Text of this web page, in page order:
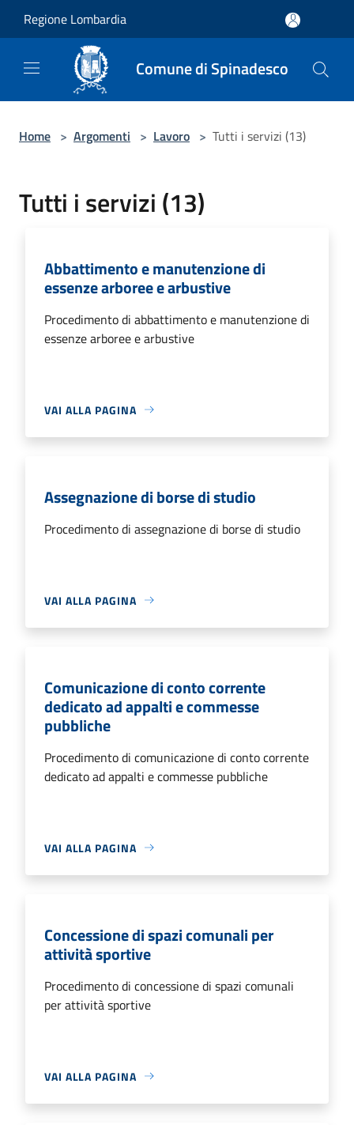
Regione Lombardia
Comune di Spinadesco
Home > Argomenti > Lavoro > Tutti i servizi (13)
Tutti i servizi (13)
Abbattimento e manutenzione di
essenze arboree e arbustive
Procedimento di abbattimento e manutenzione di
essenze arboree e arbustive
VAI ALLA PAGINA
Assegnazione di borse di studio
Procedimento di assegnazione di borse di studio
VAI ALLA PAGINA
Comunicazione di conto corrente
dedicato ad appalti e commesse
pubbliche
Procedimento di comunicazione di conto corrente
dedicato ad appalti e commesse pubbliche
VAI ALLA PAGINA
Concessione di spazi comunali per
attività sportive
Procedimento di concessione di spazi comunali
per attività sportive
VAI ALLA PAGINA